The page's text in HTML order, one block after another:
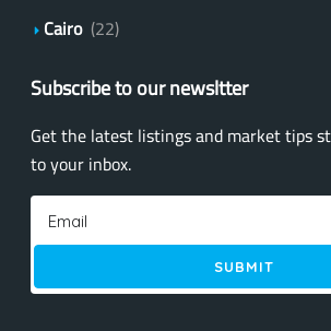
Cairo (22)
Subscribe to our newsltter
Get the latest listings and market tips
to your inbox.
SUBMIT